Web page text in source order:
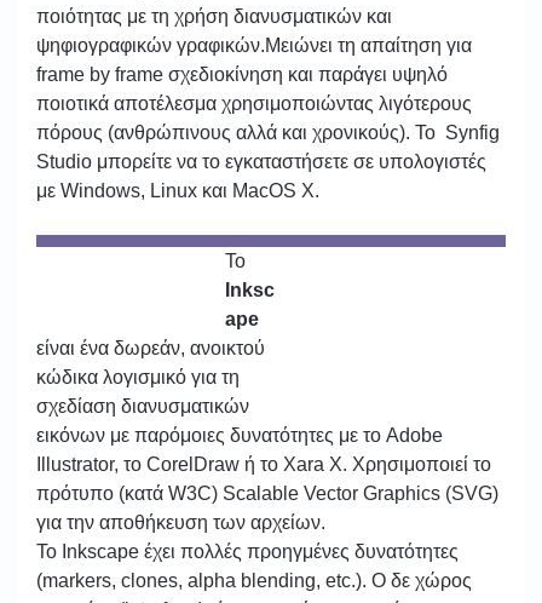
ποιότητας με τη χρήση διανυσματικών και
ψηφιογραφικών γραφικών.Μειώνει τη απαίτηση για
frame by frame σχεδιοκίνηση και παράγει υψηλό
ποιοτικά αποτέλεσμα χρησιμοποιώντας λιγότερους
πόρους (ανθρώπινους αλλά και χρονικούς). Το Synfig
Studio μπορείτε να το εγκαταστήσετε σε υπολογιστές
με Windows, Linux και MacOS X.
Το
Inksc
ape
είναι ένα δωρεάν, ανοικτού
κώδικα λογισμικό για τη
σχεδίαση διανυσματικών
εικόνων με παρόμοιες δυνατότητες με το Adobe
Illustrator, το CorelDraw ή το Xara X. Χρησιμοποιεί το
πρότυπο (κατά W3C) Scalable Vector Graphics (SVG)
για την αποθήκευση των αρχείων.
Το Inkscape έχει πολλές προηγμένες δυνατότητες
(markers, clones, alpha blending, etc.). Ο δε χώρος